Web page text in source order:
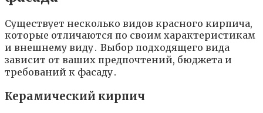
Существует несколько видов красного кирпича,
которые отличаются по своим характеристикам
и внешнему виду․ Выбор подходящего вида
зависит от ваших предпочтений, бюджета и
требований к фасаду․
Керамический кирпич